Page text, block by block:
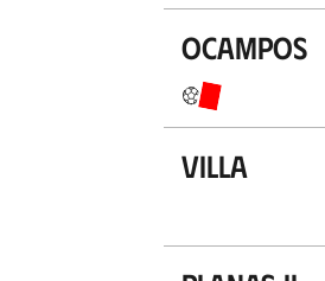
Ocampos
Villa